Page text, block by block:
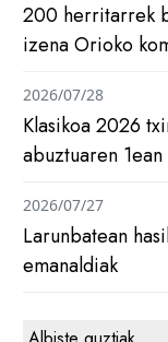
200 herritarrek
izena Orioko
Klasikoa 2026
abuztuaren
2026/07/28
Larunbatean
emanaldiak
2026/07/27